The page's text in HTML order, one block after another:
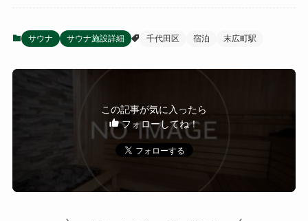
サウナ サウナ施設詳細 千代田区 宿泊 末広町駅
この記事が気に入ったら
フォローしてね！